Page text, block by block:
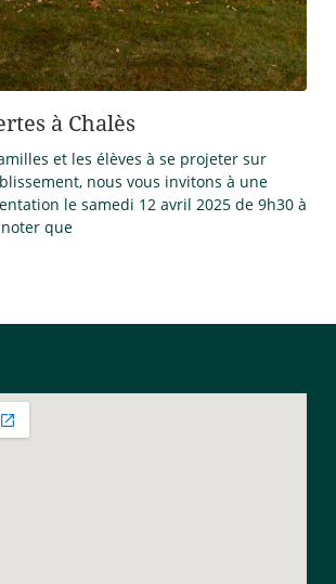
à Chalès
et les élèves à se projeter sur
nous vous invitons à une
le samedi 12 avril 2025 de 9h30 à
que